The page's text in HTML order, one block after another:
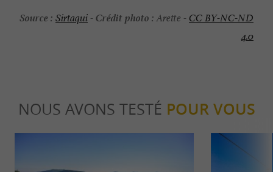
Source : Sirtaqui-Crédit photo :Arette -CC BY-NC-ND
4.0
NOUS AVONS TESTÉ POUR VOUS